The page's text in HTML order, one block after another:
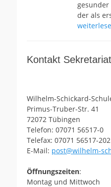
gesunder
der als
Kontakt Sekretariat
Wilhelm-Schickard-
Primus-Truber-Str. 41
72072 Tübingen
Telefon: 07071 56517-0
Telefax: 07071 56517-202
E-Mail: post@wilhelm-
Öffnungszeiten:
Montag und Mittwoch